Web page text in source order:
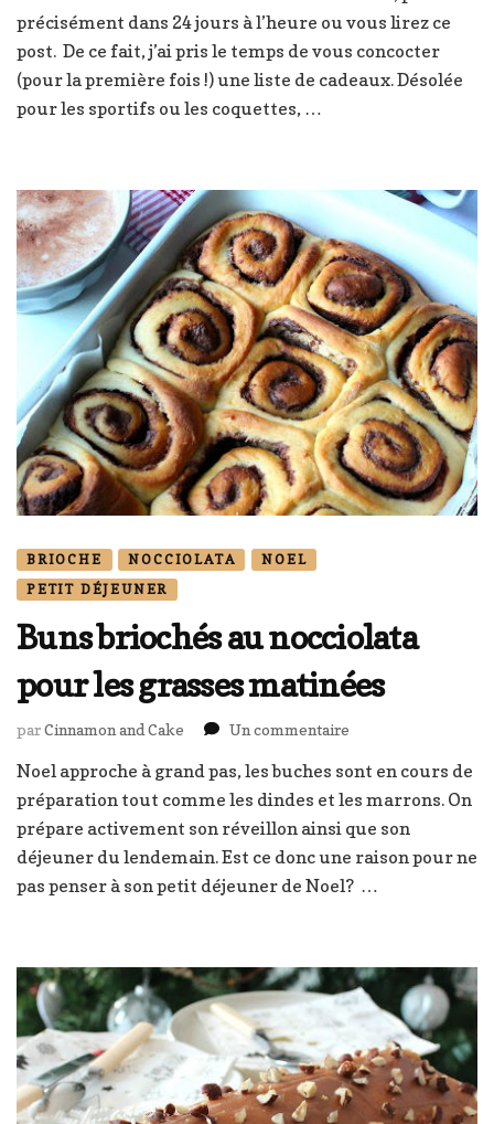
de
Noël
précisément dans 24 jours à l’heure ou vous lirez ce
post. De ce fait, j’ai pris le temps de vous concocter
(pour la première fois !) une liste de cadeaux. Désolée
pour les sportifs ou les coquettes, …
BRIOCHE NOCCIOLATA
NOEL
PETIT DÉJEUNER
Buns briochés au nocciolata
pour les grasses matinées
parCinnamon and Cake Un commentaire
briochés
au
pour
les
grasses
Noel approche à grand pas, les buches sont en cours de
préparation tout comme les dindes et les marrons. On
prépare activement son réveillon ainsi que son
déjeuner du lendemain. Est ce donc une raison pour ne
pas penser à son petit déjeuner de Noel? …